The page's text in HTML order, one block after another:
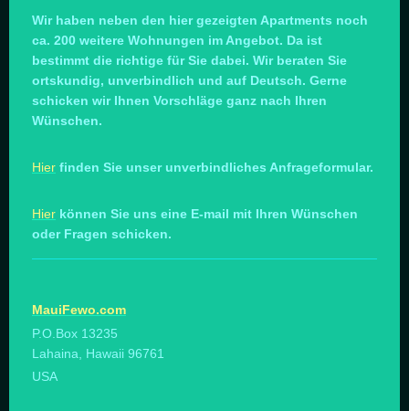
Wir haben neben den hier gezeigten Apartments noch
ca. 200 weitere Wohnungen im Angebot. Da ist
bestimmt die richtige für Sie dabei. Wir beraten Sie
ortskundig, unverbindlich und auf Deutsch. Gerne
schicken wir Ihnen Vorschläge ganz nach Ihren
Wünschen.
Hier finden Sie unser unverbindliches Anfrageformular.
Hier können Sie uns eine E-mail mit Ihren Wünschen
oder Fragen schicken.
MauiFewo.com
P.O.Box 13235
Lahaina, Hawaii 96761
USA